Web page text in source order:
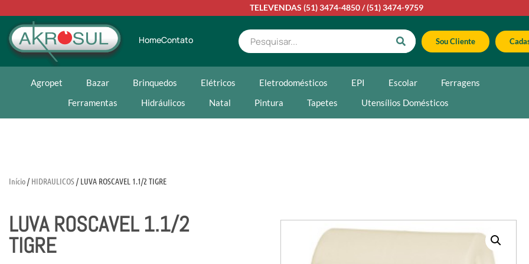
TELEVENDAS (51) 3474-4850/(51) 3474-9759
HomeContato Sou Cliente
Agropet Bazar Brinquedos Elétricos Eletrodomésticos EPI Escolar
Ferragens
Ferramentas
Hidráulicos Natal Pintura Tapetes Utensílios Domésticos
Início/ HIDRAULICOS/ LUVA ROSCAVEL 1.1/2 TIGRE
LUVA ROSCAVEL 1.1/2
TIGRE